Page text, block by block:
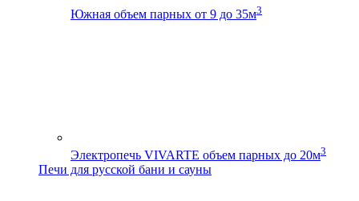
Южная объем парных от 9 до 35м3
Электропечь VIVARTE объем парных до 20м3
Печи для русской бани и сауны